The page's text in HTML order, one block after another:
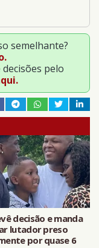
semelhante?
pelo
decisão e manda
lutador preso
por quase 6